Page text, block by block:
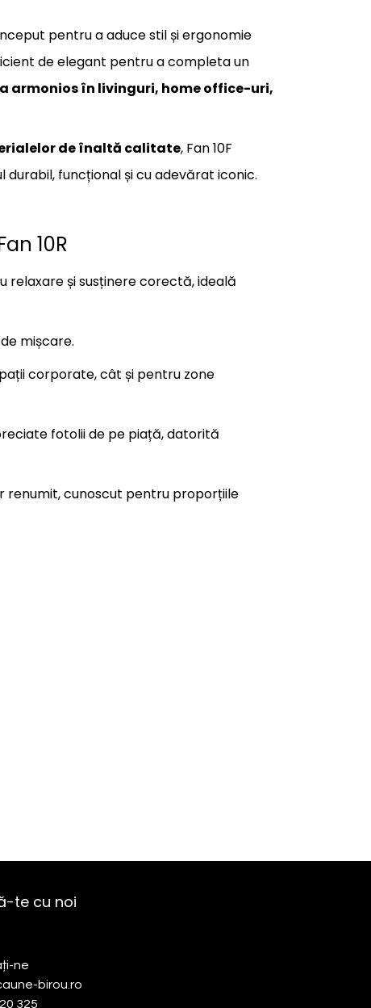
pentru a aduce stil și ergonomie
de elegant pentru a completa un
armonios în livinguri, home office-uri,
de înaltă calitate, Fan 10F
funcțional și cu adevărat iconic.
10R
și susținere corectă, ideală
mișcare.
corporate, cât și pentru zone
fotolii de pe piață, datorită
renumit, cunoscut pentru proporțiile
te cu noi
ne
birou.ro
325